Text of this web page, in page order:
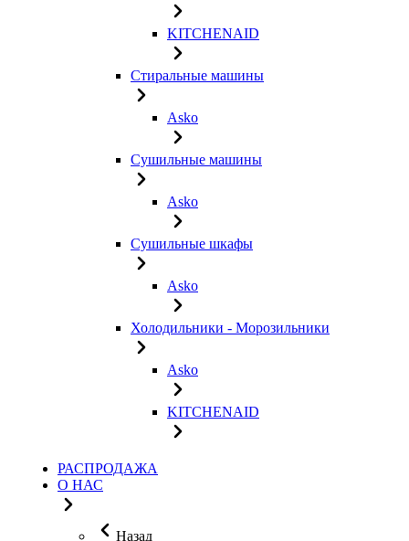
KITCHENAID
Стиральные машины
Asko
Сушильные машины
Asko
Сушильные шкафы
Asko
Холодильники - Морозильники
Asko
KITCHENAID
РАСПРОДАЖА
О НАС
Назад